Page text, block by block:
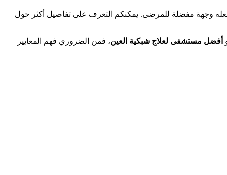
وجهة مفضلة للمرضى. يمكنكم التعرف على تفاصيل أكثر حول
أفضل مستشفى لعلاج شبكية العين، فمن الضروري فهم المعايير